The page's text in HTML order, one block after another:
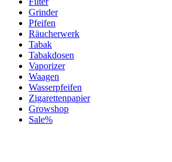
Grinder
Pfeifen
Räucherwerk
Tabak
Tabakdosen
Vaporizer
Waagen
Wasserpfeifen
Zigarettenpapier
Growshop
Sale%